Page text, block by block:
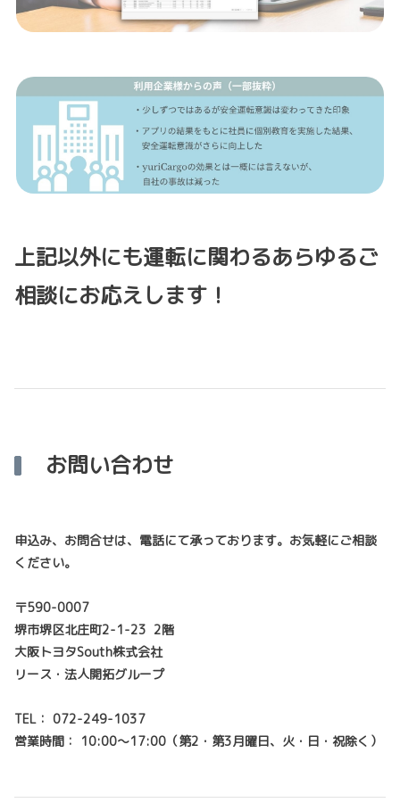
上記以外にも運転に関わるあらゆるご
相談にお応えします！
お問い合わせ
申込み、お問合せは、電話にて承っております。お気軽にご相談
ください。
〒590-0007
堺市堺区北庄町2-1-23 2階
大阪トヨタSouth株式会社
リース・法人開拓グループ
TEL： 072-249-1037
営業時間： 10:00～17:00（第2・第3月曜日、火・日・祝除く）